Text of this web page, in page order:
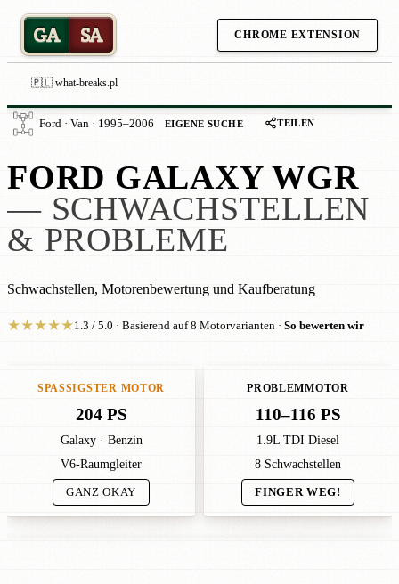
GA SA CHROME EXTENSION
🇵🇱 what-breaks.pl
Ford · Van · 1995–2006 EIGENE SUCHE TEILEN
FORD GALAXY WGR
— SCHWACHSTELLEN
& PROBLEME
Schwachstellen, Motorenbewertung und Kaufberatung
★★★★★1.3 / 5.0 · Basierend auf 8 Motorvarianten · So bewerten wir
SPASSIGSTER MOTOR
204 PS
Galaxy · Benzin
V6-Raumgleiter
GANZ OKAY
PROBLEMMOTOR
110–116 PS
1.9L TDI Diesel
8 Schwachstellen
FINGER WEG!